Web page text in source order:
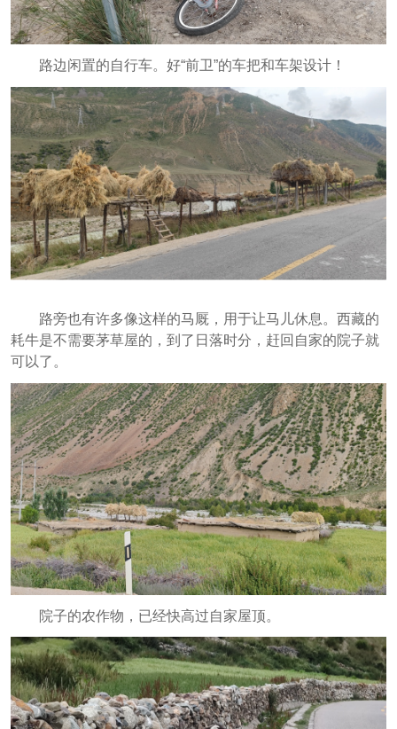
路边闲置的自行车。好“前卫”的车把和车架设计！
路旁也有许多像这样的马厩，用于让马儿休息。西藏的
耗牛是不需要茅草屋的，到了日落时分，赶回自家的院子就
可以了。
院子的农作物，已经快高过自家屋顶。